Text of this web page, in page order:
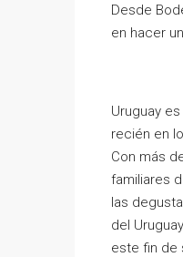
Desde
en hacer
Uruguay
recién en
Con más
familiares
las
del
este fin de